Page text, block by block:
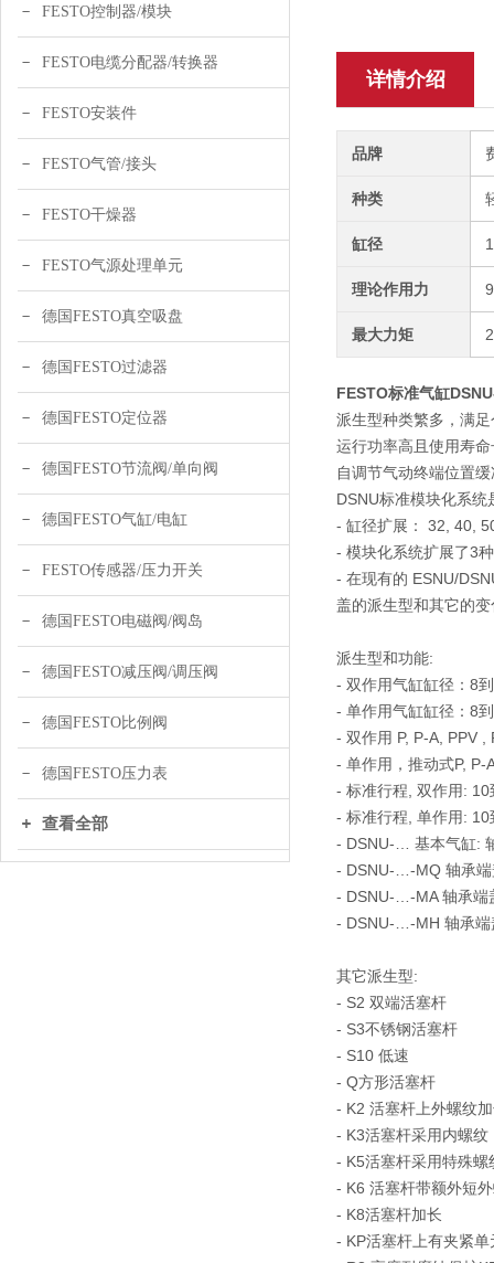
FESTO控制器/模块
FESTO电缆分配器/转换器
FESTO安装件
FESTO气管/接头
FESTO干燥器
FESTO气源处理单元
德国FESTO真空吸盘
德国FESTO过滤器
德国FESTO定位器
德国FESTO节流阀/单向阀
德国FESTO气缸/电缸
FESTO传感器/压力开关
德国FESTO电磁阀/阀岛
德国FESTO减压阀/调压阀
德国FESTO比例阀
德国FESTO压力表
查看全部
详情介绍
品牌
种类
缸径
理论作用力
最大力矩
FESTO标准气缸
派生型种类繁多，满
运行功率高且使用寿命
自调节气动终端位置
DSNU标准模块化系
- 缸径扩展： 32, 40,
- 模块化系统扩展了3
- 在现有的 ESNU/
盖的派生型和其它的
派生型和功能:
- 双作用气缸缸径：8
- 单作用气缸缸径：8
- 双作用 P, P-A, PPV ,
- 单作用，推动式P, P-
- 标准行程, 双作用:
- 标准行程, 单作用:
- DSNU-… 基本气缸:
- DSNU-…-MQ 轴承端
- DSNU-…-MA 轴承端
- DSNU-…-MH 轴承端
其它派生型:
- S2 双端活塞杆
- S3不锈钢活塞杆
- S10 低速
- Q方形活塞杆
- K2 活塞杆上外螺纹
- K3活塞杆采用内螺纹
- K5活塞杆采用特殊
- K6 活塞杆带额外短
- K8活塞杆加长
- KP活塞杆上有夹紧